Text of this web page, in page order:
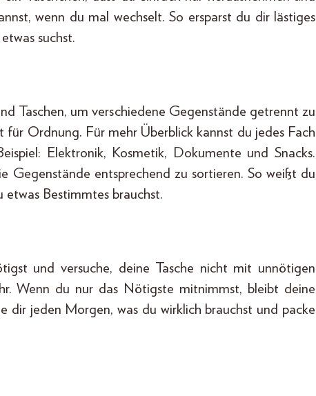
wenn du mal wechselt. So ersparst du dir lästiges
suchst.
Taschen, um verschiedene Gegenstände getrennt zu
Ordnung. Für mehr Überblick kannst du jedes Fach
Elektronik, Kosmetik, Dokumente und Snacks.
Gegenstände entsprechend zu sortieren. So weißt du
etwas Bestimmtes brauchst.
und versuche, deine Tasche nicht mit unnötigen
Wenn du nur das Nötigste mitnimmst, bleibt deine
dir jeden Morgen, was du wirklich brauchst und packe